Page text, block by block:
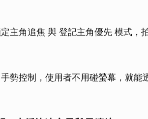
主角追焦 與 登記主角優先 模式，
勢控制，使用者不用碰螢幕，就能